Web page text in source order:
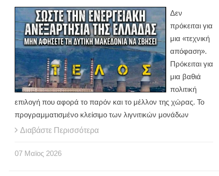
Δεν
πρόκειται για
μια «τεχνική
απόφαση».
Πρόκειται για
μια βαθιά
πολιτική
επιλογή που αφορά το παρόν και το μέλλον της χώρας. Το
προγραμματισμένο κλείσιμο των λιγνιτικών μονάδων
Διαβάστε Περισσότερα
07 Μαϊος 2026